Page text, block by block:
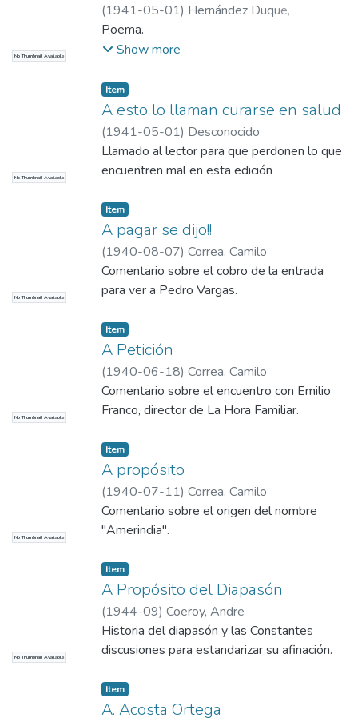
No Thumbnail Available
(1941-05-01) Hernández Duque,
Hernando
Poema.
Show more
No Thumbnail Available
Item
A esto lo llaman curarse en salud
(1941-05-01) Desconocido
Llamado al lector para que perdonen lo que
encuentren mal en esta edición
No Thumbnail Available
Item
A pagar se dijo!!
(1940-08-07) Correa, Camilo
Comentario sobre el cobro de la entrada
para ver a Pedro Vargas.
No Thumbnail Available
Item
A Petición
(1940-06-18) Correa, Camilo
Comentario sobre el encuentro con Emilio
Franco, director de La Hora Familiar.
No Thumbnail Available
Item
A propósito
(1940-07-11) Correa, Camilo
Comentario sobre el origen del nombre
"Amerindia".
No Thumbnail Available
Item
A Propósito del Diapasón
(1944-09) Coeroy, Andre
Historia del diapasón y las Constantes
discusiones para estandarizar su afinación.
Item
A. Acosta Ortega